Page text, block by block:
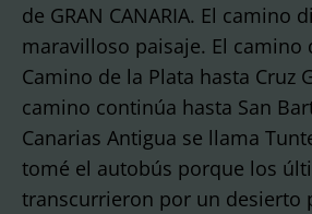
de GRAN CANARIA. El camino
maravilloso paisaje. El camino
Camino de la Plata hasta Cruz
camino continúa hasta San
Canarias Antigua se llama
tomé el autobús porque los
transcurrieron por un desierto